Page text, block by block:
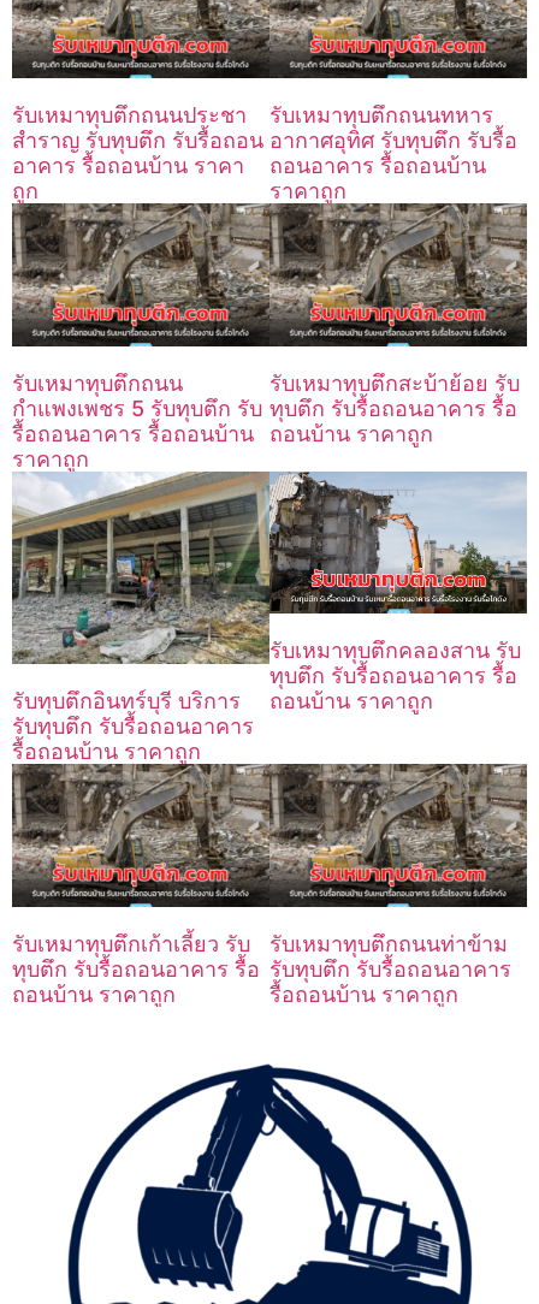
รับเหมาทุบตึกถนนประชา
สำราญ รับทุบตึก รับรื้อถอน
อาคาร รื้อถอนบ้าน ราคา
ถูก
รับเหมาทุบตึกถนนทหาร
อากาศอุทิศ รับทุบตึก รับรื้อ
ถอนอาคาร รื้อถอนบ้าน
ราคาถูก
รับเหมาทุบตึกถนน
กำแพงเพชร 5 รับทุบตึก รับ
รื้อถอนอาคาร รื้อถอนบ้าน
ราคาถูก
รับเหมาทุบตึกสะบ้าย้อย รับ
ทุบตึก รับรื้อถอนอาคาร รื้อ
ถอนบ้าน ราคาถูก
รับทุบตึกอินทร์บุรี บริการ
รับทุบตึก รับรื้อถอนอาคาร
รื้อถอนบ้าน ราคาถูก
รับเหมาทุบตึกคลองสาน รับ
ทุบตึก รับรื้อถอนอาคาร รื้อ
ถอนบ้าน ราคาถูก
รับเหมาทุบตึกเก้าเลี้ยว รับ
ทุบตึก รับรื้อถอนอาคาร รื้อ
ถอนบ้าน ราคาถูก
รับเหมาทุบตึกถนนท่าข้าม
รับทุบตึก รับรื้อถอนอาคาร
รื้อถอนบ้าน ราคาถูก